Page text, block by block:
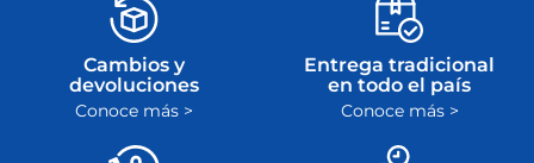
Cambios y
devoluciones
Conoce más >
Entrega tradicional
en todo el país
Conoce más >